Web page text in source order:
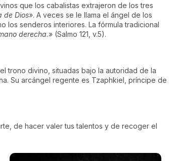
que los cabalistas extrajeron de los tres
de Dios». A veces se le llama el ángel de los
los senderos interiores. La fórmula tradicional
derecha.» (Salmo 121, v.5).
trono divino, situadas bajo la autoridad de la
Su arcángel regente es Tzaphkiel, príncipe de
de hacer valer tus talentos y de recoger el